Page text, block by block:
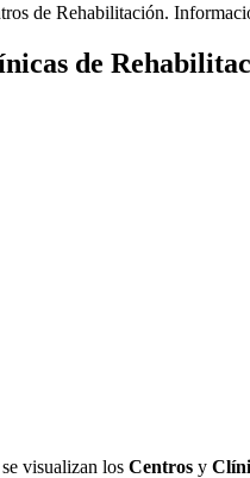
de Rehabilitación.
de
visualizan los Centros y